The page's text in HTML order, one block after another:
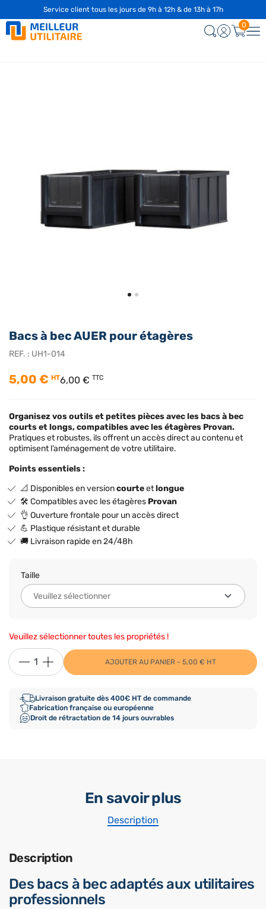
Bacs à bec AUER pour étagères
REF. : UH1-014
5,00 € HT6,00 € TTC
Organisez vos outils et petites pièces avec les bacs à bec
courts et longs, compatibles avec les étagères Provan.
Pratiques et robustes, ils offrent un accès direct au contenu et
optimisent l’aménagement de votre utilitaire.
Points essentiels :
📐 Disponibles en versioncourteetlongue
🛠️ Compatibles avec les étagères Provan
👌 Ouverture frontale pour un accès direct
💪 Plastique résistant et durable
🚚 Livraison rapide en 24/48h
Taille
Veuillez sélectionner toutes les propriétés !
AJOUTER AU PANIER - 5,00 € HT
Livraison gratuite dès 400€ HT de commande
Fabrication française ou européenne
Droit de rétractation de 14 jours ouvrables
En savoir plus
Description
Description
Des bacs à bec adaptés aux utilitaires
professionnels
Service client tous les jours de 9h à 12h & de 13h à 17h
0